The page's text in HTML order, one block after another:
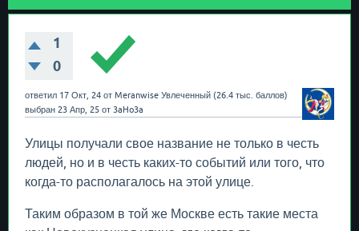
1
0
ответил 17 Окт, 24 от Meranwise Увлеченный (26.4 тыс. баллов)
выбран 23 Апр, 25 от 3aHo3a
Улицы получали свое название не только в честь
людей, но и в честь каких-то событий или того, что
когда-то располагалось на этой улице.
Таким образом в той же Москве есть такие места